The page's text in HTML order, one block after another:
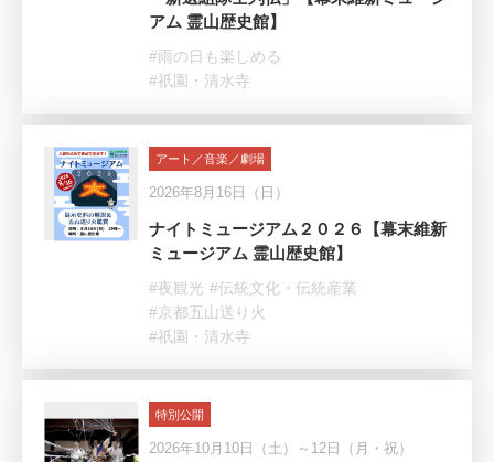
アム 霊山歴史館】
#雨の日も楽しめる
#祇園・清水寺
アート／音楽／劇場
2026年8月16日（日）
ナイトミュージアム２０２６【幕末維新
ミュージアム 霊山歴史館】
#夜観光 #伝統文化・伝統産業
#京都五山送り火
#祇園・清水寺
特別公開
2026年10月10日（土）～12日（月・祝）